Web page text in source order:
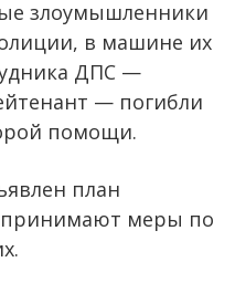
злоумышленники
в машине их
ДПС —
— погибли
помощи.
план
принимают меры по